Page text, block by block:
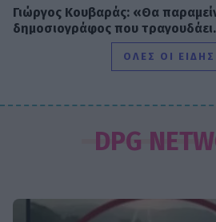
Γιώργος Κουβαράς: «Θα
δημοσιογράφος που
Η συνεργασία με τον Σαββιδάκη
Ειρήνη Νικολοπούλου: «Το Tik
έχει γίνει το σόου όλου του
ΟΛΕΣ ΟΙ
DPG